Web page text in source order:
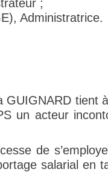
;
Administratrice.
tient
un acteur
de
salarial en